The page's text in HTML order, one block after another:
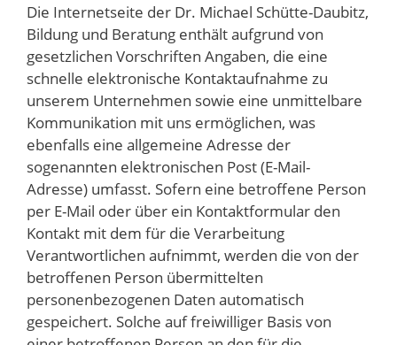
Die Internetseite der Dr. Michael Schütte-Daubitz,
Bildung und Beratung enthält aufgrund von
gesetzlichen Vorschriften Angaben, die eine
schnelle elektronische Kontaktaufnahme zu
unserem Unternehmen sowie eine unmittelbare
Kommunikation mit uns ermöglichen, was
ebenfalls eine allgemeine Adresse der
sogenannten elektronischen Post (E-Mail-
Adresse) umfasst. Sofern eine betroffene Person
per E-Mail oder über ein Kontaktformular den
Kontakt mit dem für die Verarbeitung
Verantwortlichen aufnimmt, werden die von der
betroffenen Person übermittelten
personenbezogenen Daten automatisch
gespeichert. Solche auf freiwilliger Basis von